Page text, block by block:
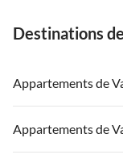
Destinations
Appartements de
Appartements de
Appartements de
Appartements de